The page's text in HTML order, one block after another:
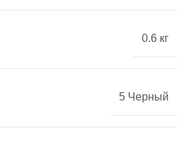
0.6 кг
5 Черный